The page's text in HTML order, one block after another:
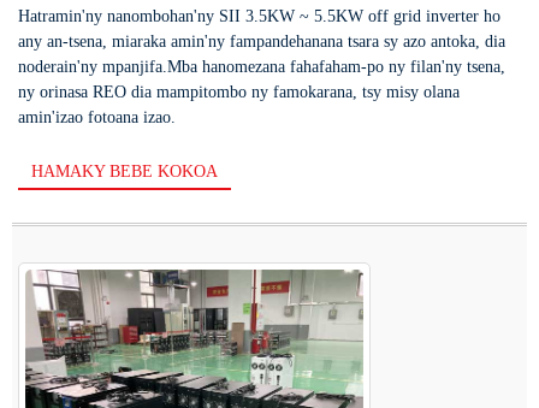
Hatramin'ny nanombohan'ny SII 3.5KW ~ 5.5KW off grid inverter ho
any an-tsena, miaraka amin'ny fampandehanana tsara sy azo antoka, dia
noderain'ny mpanjifa.Mba hanomezana fahafaham-po ny filan'ny tsena,
ny orinasa REO dia mampitombo ny famokarana, tsy misy olana
amin'izao fotoana izao.
HAMAKY BEBE KOKOA